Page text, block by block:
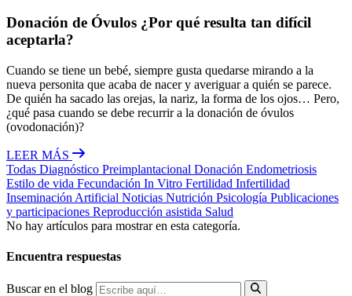
Donación de Óvulos ¿Por qué resulta tan difícil
aceptarla?
Cuando se tiene un bebé, siempre gusta quedarse mirando a la
nueva personita que acaba de nacer y averiguar a quién se parece.
De quién ha sacado las orejas, la nariz, la forma de los ojos… Pero,
¿qué pasa cuando se debe recurrir a la donación de óvulos
(ovodonación)?
LEER MÁS
Todas Diagnóstico Preimplantacional Donación Endometriosis
Estilo de vida Fecundación In Vitro Fertilidad Infertilidad
Inseminación Artificial Noticias Nutrición Psicología Publicaciones
y participaciones Reproducción asistida Salud
No hay artículos para mostrar en esta categoría.
Encuentra respuestas
Buscar en el blog